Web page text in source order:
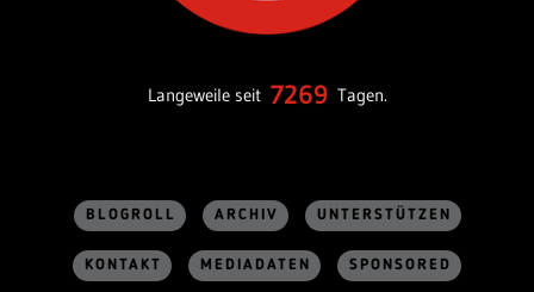
Langeweile seit 7269 Tagen.
BLOGROLL ARCHIV UNTERSTÜTZEN
KONTAKT MEDIADATEN SPONSORED